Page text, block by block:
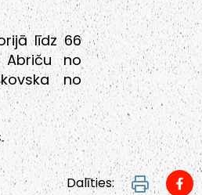
līdz 66
Abriču no
no
Dalīties: